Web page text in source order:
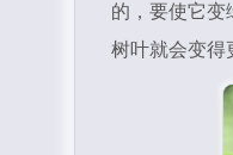
的，要使它变
树叶就会变得